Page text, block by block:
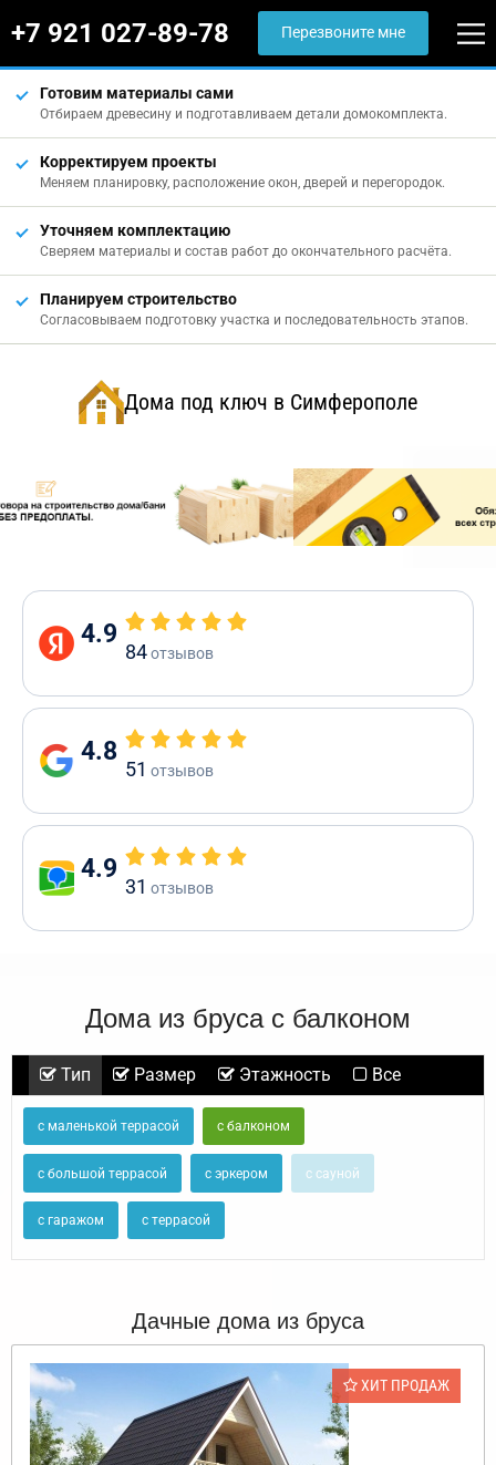
+7 921 027-89-78 Перезвоните мне
Готовим материалы сами
Отбираем древесину и подготавливаем детали домокомплекта.
Корректируем проекты
Меняем планировку, расположение окон, дверей и перегородок.
Уточняем комплектацию
Сверяем материалы и состав работ до окончательного расчёта.
Планируем строительство
Согласовываем подготовку участка и последовательность этапов.
Дома под ключ в Симферополе
4.9
84отзывов
4.8
51 отзывов
4.9
31 отзывов
Дома из бруса с балконом
Тип Размер Этажность Все
с маленькой террасой с балконом
с большой террасой с эркером с сауной
с гаражом с террасой
Дачные дома из бруса
ХИТ ПРОДАЖ